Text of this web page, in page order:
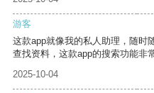
游客
这款app就像我的私人助理，随时
查找资料，这款app的搜索功能非
2025-10-04